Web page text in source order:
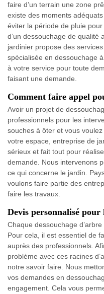
faire d’un terrain une zone
existe des moments
éviter la période de pluie
d’un dessouchage de qualité
jardinier propose des
spécialisée en dessouchage
à votre service pour toute
faisant une demande.
Comment faire appel
Avoir un projet de
professionnels pour les
souches à ôter et vous
votre espace, entreprise de
sérieux et fait tout pour
demande. Nous intervenons
ce qui concerne le jardin.
voulons faire partie des
faire les travaux.
Devis personnalisé pour
Chaque dessouchage
Pour cela, il est essentiel de
auprès des professionnels.
problème avec ces racines
notre savoir faire. Nous
vos demandes en
engagement. Cela vous